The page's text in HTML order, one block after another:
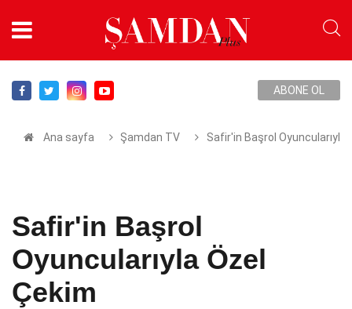
ABONE OL
Ana sayfa Şamdan TV Safir'in Başrol Oyuncularıyla
Safir'in Başrol
Oyuncularıyla Özel
Çekim